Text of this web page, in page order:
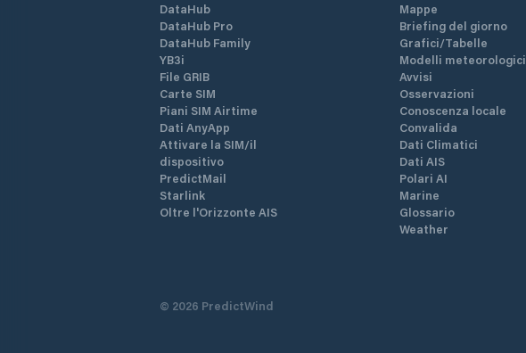
DataHub
DataHub Pro
DataHub Family
YB3i
File GRIB
Carte SIM
Piani SIM Airtime
Dati AnyApp
Attivare la SIM/il
dispositivo
PredictMail
Starlink
Oltre l'Orizzonte AIS
Mappe
Briefing del giorno
Grafici/Tabelle
Modelli meteorologici
Avvisi
Osservazioni
Conoscenza locale
Convalida
Dati Climatici
Dati AIS
Polari AI
Marine
Glossario
Weather
© 2026 PredictWind